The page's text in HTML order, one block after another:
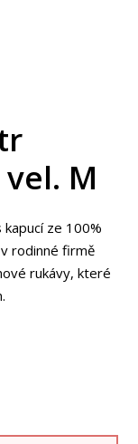
M
ze 100%
rodinné firmě
rukávy, které